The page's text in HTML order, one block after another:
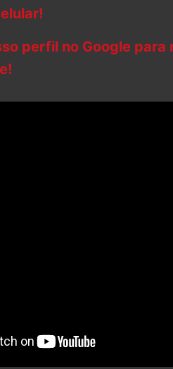
perfil no Google para